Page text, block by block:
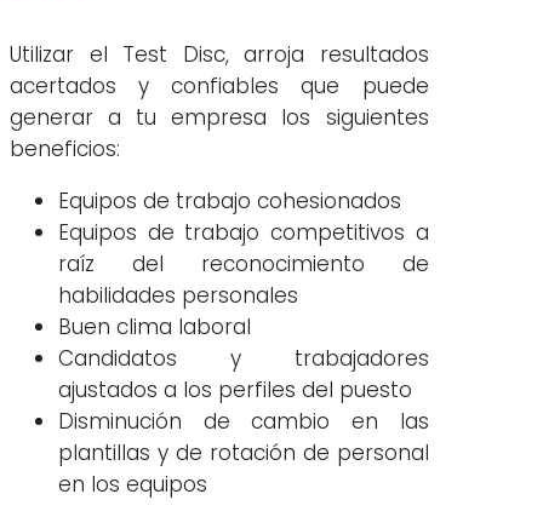
Utilizar el Test Disc, arroja resultados
acertados y confiables que puede
generar a tu empresa los siguientes
beneficios:
Equipos de trabajo cohesionados
Equipos de trabajo competitivos a
raíz del reconocimiento de
habilidades personales
Buen clima laboral
Candidatos y trabajadores
ajustados a los perfiles del puesto
Disminución de cambio en las
plantillas y de rotación de personal
en los equipos